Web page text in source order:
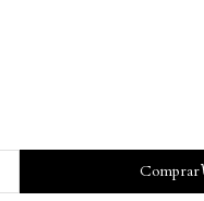
Comprar